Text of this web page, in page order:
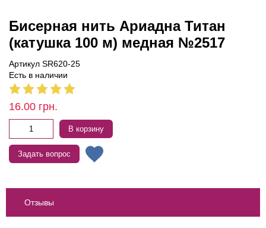
Бисерная нить Ариадна Титан
(катушка 100 м) медная №2517
Артикул SR620-25
Есть в наличии
16.00 грн.
В корзину
Задать вопрос
Отзывы